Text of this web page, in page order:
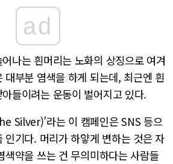
ad
나는 흰머리는 노화의 상징으로 여겨
대부분 염색을 하게 되는데, 최근엔 흰
들이려는 운동이 벌어지고 있다.
Silver)’라는 이 캠페인은 SNS 등으
인기다. 머리가 하얗게 변하는 것은 자
색약을 쓰는 건 무의미하다는 사람들